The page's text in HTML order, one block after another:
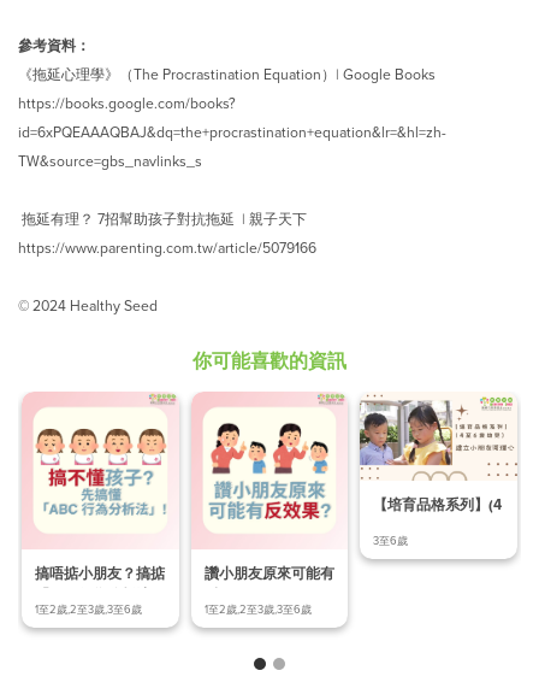
參考資料：
《拖延心理學》（The Procrastination Equation）| Google Books
https://books.google.com/books?
id=6xPQEAAAQBAJ&dq=the+procrastination+equation&lr=&hl=zh-
TW&source=gbs_navlinks_s
拖延有理？ 7招幫助孩子對抗拖延 | 親子天下
https://www.parenting.com.tw/article/5079166
© 2024 Healthy Seed
你可能喜歡的資訊
搞唔掂小朋友？搞掂
「ABC行為分析法」
先
1至2歲,2至3歲,3至6歲
讚小朋友原來可能有
反效果？
1至2歲,2至3歲,3至6歲
【培育品格系列】(4
3至6歲